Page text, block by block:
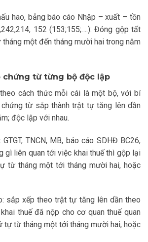
hao, bảng báo cáo Nhập – xuất – tồn
152 (153;155;….): Đóng gộp tất
một đến tháng mười hai trong năm
chứng từ từng bộ độc lập
cách thức mỗi cái là một bộ, với bí
từ sắp thành trật tự tăng lên dần
độc lập với nhau.
TNCN, MB, báo cáo SDHĐ BC26,
gì liên quan tới việc khai thuế thì gộp lại
từ tháng một tới tháng mười hai, hoặc
sắp xếp theo trật tự tăng lên dần theo
thuế đã nộp cho cơ quan thuế quan
tự từ tháng một tới tháng mười hai, hoặc